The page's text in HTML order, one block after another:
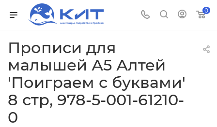
0
Прописи для
малышей А5 Алтей
'Поиграем с буквами'
8 стр, 978-5-001-61210-
0